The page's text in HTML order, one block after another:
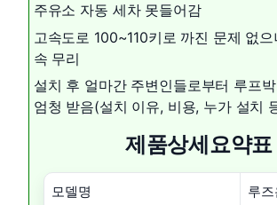
주유소 자동 세차 못들어감
고속도로 100~110키로 까진 문제 없
속 무리
설치 후 얼마간 주변인들로부터 루프
엄청 받음(설치 이유, 비용, 누가 설치
제품상세요약표
모델명 루즈